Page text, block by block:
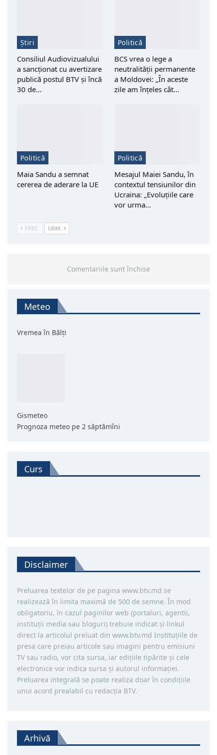
Știri
Consiliul Audiovizualului
a sancționat cu avertizare
publică postul BTV și încă
30 de…
Politică
BCS vrea o lege a
neutralității permanente
a Moldovei: „În aceste
zile am înțeles cât…
Politică
Maia Sandu a semnat
cererea de aderare la UE
Politică
Mesajul Maiei Sandu, în
contextul tensiunilor din
Ucraina: „Evoluțiile care
vor urma…
PREC. URM.
Comentariile sunt închise
Meteo
Vremea în Bălți
Gismeteo
Prognoza meteo pe 2 săptămîni
Curs
Disclaimer
Preluarea textelor de pe pagina www.btv.md se
realizează în limita maximă de 500 de semne. În mod
obligatoriu, în cazul paginilor web (portaluri, agentii,
instituţii media sau bloguri) trebuie indicat şi linkul
direct la articolul preluat din www.btv.md Instituţiile de
presa care preiau articole sau imagini pentru emisiuni
TV sau radio, vor cita sursa, iar ediţiile tipărite și cele
electronice vor indica sursa şi autorul informaţiei.
Preluarea integrală se poate realiza doar în condiţiile
unui acord prealabil cu redacţia BTV.
Arhivă